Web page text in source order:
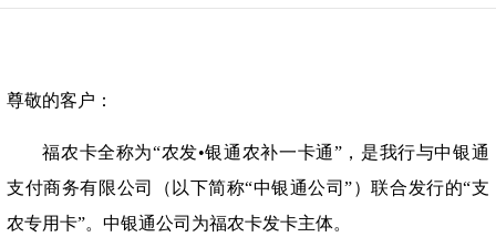
尊敬的客户：
福农卡全称为“农发•银通农补一卡通”，是我行与中银通
支付商务有限公司（以下简称“中银通公司”）联合发行的“支
农专用卡”。中银通公司为福农卡发卡主体。